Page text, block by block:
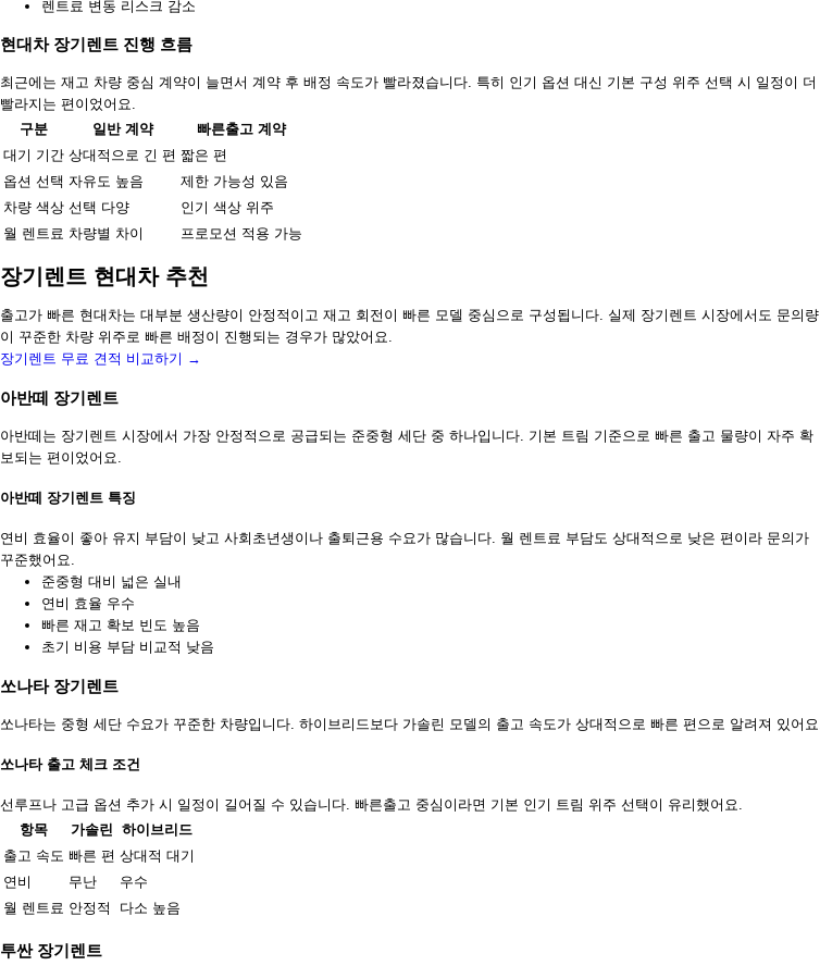
렌트료 변동 리스크 감소
현대차 장기렌트 진행 흐름
최근에는 재고 차량 중심 계약이 늘면서 계약 후 배정 속도가 빨라졌습니다. 특히 인기 옵션 대신 기본 구성 위주 선택 시 일정이 더
빨라지는 편이었어요.
구분
일반 계약
빠른출고 계약
대기 기간 상대적으로 긴 편 짧은 편
옵션 선택 자유도 높음
제한 가능성 있음
차량 색상 선택 다양
인기 색상 위주
월 렌트료 차량별 차이 프로모션 적용 가능
장기렌트 현대차 추천
출고가 빠른 현대차는 대부분 생산량이 안정적이고 재고 회전이 빠른 모델 중심으로 구성됩니다. 실제 장기렌트 시장에서도 문의량
이 꾸준한 차량 위주로 빠른 배정이 진행되는 경우가 많았어요.
장기렌트 무료 견적 비교하기 →
아반떼 장기렌트
아반떼는 장기렌트 시장에서 가장 안정적으로 공급되는 준중형 세단 중 하나입니다. 기본 트림 기준으로 빠른 출고 물량이 자주 확
보되는 편이었어요.
아반떼 장기렌트 특징
연비 효율이 좋아 유지 부담이 낮고 사회초년생이나 출퇴근용 수요가 많습니다. 월 렌트료 부담도 상대적으로 낮은 편이라 문의가
꾸준했어요.
준중형 대비 넓은 실내
연비 효율 우수
빠른 재고 확보 빈도 높음
초기 비용 부담 비교적 낮음
쏘나타 장기렌트
쏘나타는 중형 세단 수요가 꾸준한 차량입니다. 하이브리드보다 가솔린 모델의 출고 속도가 상대적으로 빠른 편으로 알려져 있어요.
쏘나타 출고 체크 조건
선루프나 고급 옵션 추가 시 일정이 길어질 수 있습니다. 빠른출고 중심이라면 기본 인기 트림 위주 선택이 유리했어요.
항목
가솔린 하이브리드
출고 속도 빠른 편 상대적 대기
연비
무난
우수
월 렌트료 안정적 다소 높음
투싼 장기렌트